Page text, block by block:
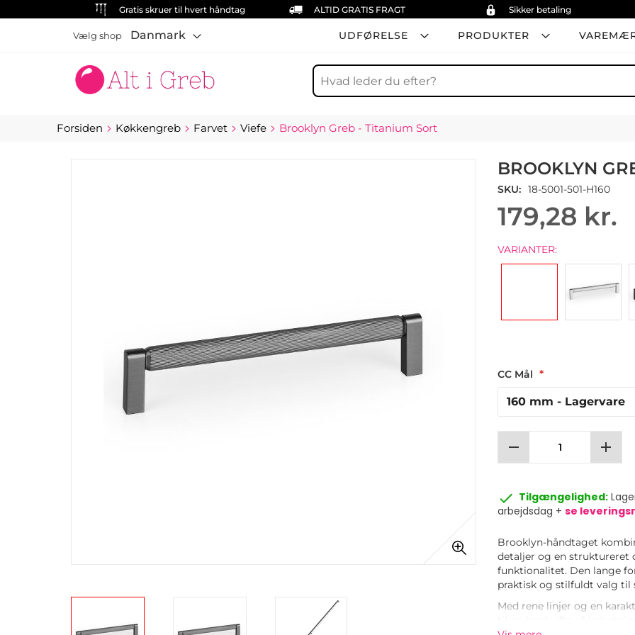
Gratis skruer til hvert håndtag ALTID GRATIS FRAGT Sikker betaling
UDFØRELSE PRODUKTER
Vælg shop Danmark
Søg
Forsiden Køkkengreb Farvet Viefe Brooklyn Greb - Titanium Sort
BROOKLYN
SKU 18-5001-501-H160
179,28 kr.
VARIANTER:
CC Mål
remove add
done Tilgængelighed:
arbejdsdag + se
Brooklyn-håndtaget
detaljer og en struktureret
funktionalitet. Den lange
praktisk og stilfuldt valg til
Med rene linjer og en